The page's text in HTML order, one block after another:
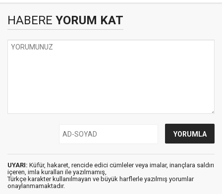
HABERE YORUM KAT
UYARI: Küfür, hakaret, rencide edici cümleler veya imalar, inançlara saldırı
içeren, imla kuralları ile yazılmamış,
Türkçe karakter kullanılmayan ve büyük harflerle yazılmış yorumlar
onaylanmamaktadır.